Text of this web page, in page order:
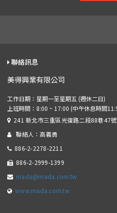
聯絡訊息
美得興業有限公司
241 新北市三重區光復路二段88巷47號
聯絡人：高義勇
886-2-2278-2211
886-2-2999-1399
mada@mada.com.tw
www.mada.com.tw